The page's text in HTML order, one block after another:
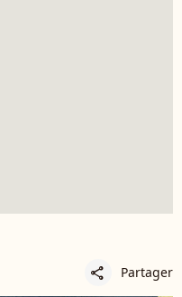
share Partager